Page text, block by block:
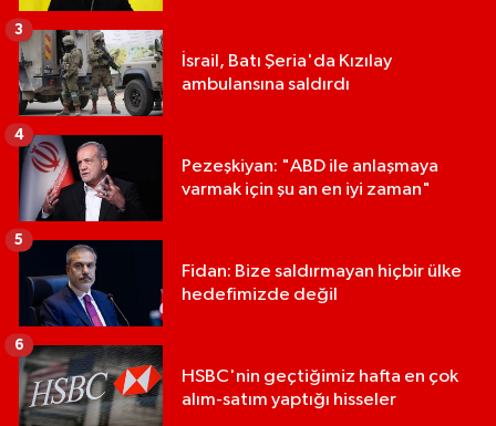
İsrail, Batı Şeria'da Kızılay
ambulansına saldırdı
3
Pezeşkiyan: "ABD ile anlaşmaya
varmak için şu an en iyi zaman"
4
Fidan: Bize saldırmayan hiçbir ülke
hedefimizde değil
5
HSBC'nin geçtiğimiz hafta en çok
alım-satım yaptığı hisseler
6